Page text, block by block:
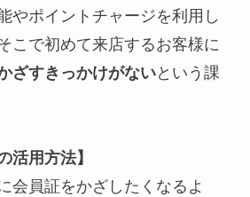
やポイントチャージを利用し
こで初めて来店するお客様に
ざすきっかけがないという課
活用方法】
会員証をかざしたくなるよ